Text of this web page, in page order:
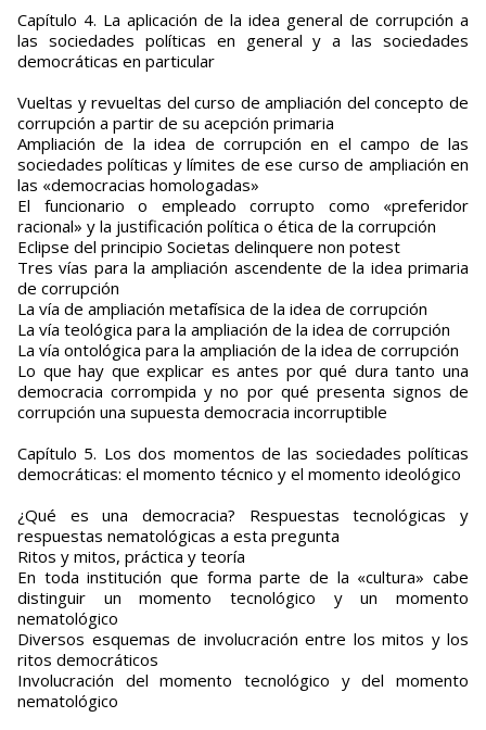
Capítulo 4. La aplicación de la idea general de corrupción a
las sociedades políticas en general y a las sociedades
democráticas en particular
Vueltas y revueltas del curso de ampliación del concepto de
corrupción a partir de su acepción primaria
Ampliación de la idea de corrupción en el campo de las
sociedades políticas y límites de ese curso de ampliación en
las «democracias homologadas»
El funcionario o empleado corrupto como «preferidor
racional» y la justificación política o ética de la corrupción
Eclipse del principio Societas delinquere non potest
Tres vías para la ampliación ascendente de la idea primaria
de corrupción
La vía de ampliación metafísica de la idea de corrupción
La vía teológica para la ampliación de la idea de corrupción
La vía ontológica para la ampliación de la idea de corrupción
Lo que hay que explicar es antes por qué dura tanto una
democracia corrompida y no por qué presenta signos de
corrupción una supuesta democracia incorruptible
Capítulo 5. Los dos momentos de las sociedades políticas
democráticas: el momento técnico y el momento ideológico
¿Qué es una democracia? Respuestas tecnológicas y
respuestas nematológicas a esta pregunta
Ritos y mitos, práctica y teoría
En toda institución que forma parte de la «cultura» cabe
distinguir un momento tecnológico y un momento
nematológico
Diversos esquemas de involucración entre los mitos y los
ritos democráticos
Involucración del momento tecnológico y del momento
nematológico